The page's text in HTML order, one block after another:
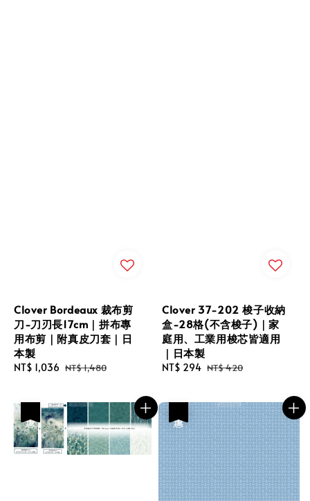
Clover Bordeaux 裁布剪
刀-刀刃長17cm｜拼布專
用布剪｜附真皮刀套｜日
本製
Sale
NT$ 1,036 Regular
NT$ 1,480
Clover 37-202 梭子收納
盒-28格(不含梭子)｜家
庭用、工業用梭芯皆適用
｜日本製
Sale
NT$ 294 Regular
NT$ 420